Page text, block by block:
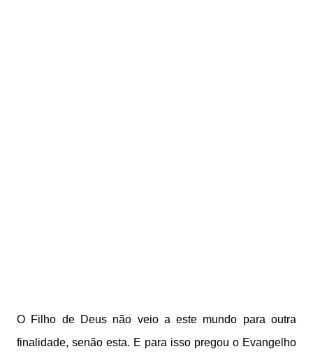
O Filho de Deus não veio a este mundo para outra
finalidade, senão esta. E para isso pregou o Evangelho